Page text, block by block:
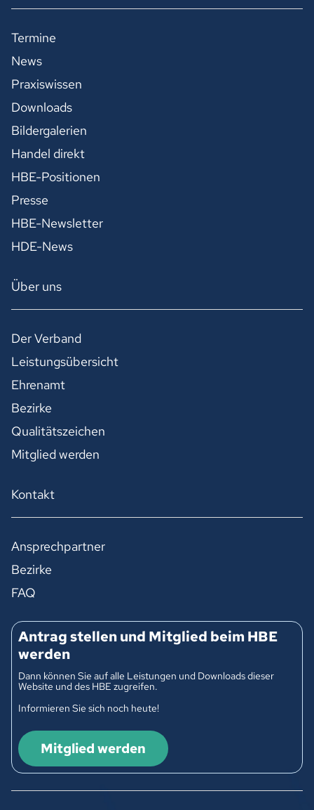
Termine
News
Praxiswissen
Downloads
Bildergalerien
Handel direkt
HBE-Positionen
Presse
HBE-Newsletter
HDE-News
Über uns
Der Verband
Leistungsübersicht
Ehrenamt
Bezirke
Qualitätszeichen
Mitglied werden
Kontakt
Ansprechpartner
Bezirke
FAQ
Antrag stellen und Mitglied beim HBE
werden
Dann können Sie auf alle Leistungen und Downloads dieser
Website und des HBE zugreifen.
Informieren Sie sich noch heute!
Mitglied werden